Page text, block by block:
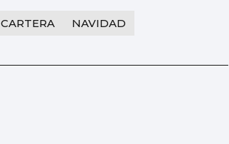
CARTERA NAVIDAD